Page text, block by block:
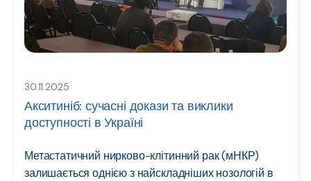
30.11.2025
Акситиніб: сучасні докази та виклики
доступності в Україні
Метастатичний нирково-клітинний рак (мНКР)
залишається однією з найскладніших нозологій в